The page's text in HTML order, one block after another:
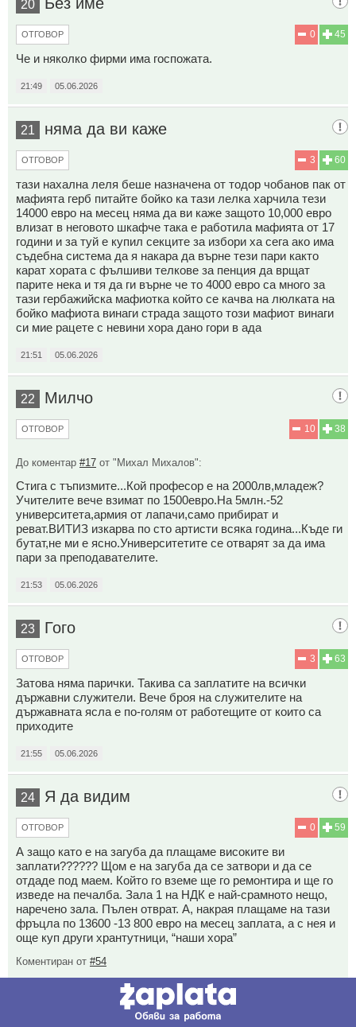
20
45
0
ОТГОВОР
Че и няколко фирми има госпожата.
21:49 05.06.2026
21 няма да ви каже
60
3
ОТГОВОР
тази нахална леля беше назначена от тодор чобанов пак от
мафията герб питайте бойко ка тази лелка харчила тези
14000 евро на месец няма да ви каже защото 10,000 евро
влизат в неговото шкафче така е работила мафията от 17
години и за туй е купил секците за избори ха сега ако има
съдебна система да я накара да върне тези пари както
карат хората с фълшиви телкове за пенция да врщат
парите нека и тя да ги върне че то 4000 евро са много за
тази гербажийска мафиотка който се качва на люлката на
бойко мафиота винаги страда защото този мафиот винаги
си мие рацете с невини хора дано гори в ада
21:51 05.06.2026
22 Милчо
38
10
ОТГОВОР
До коментар #17 от "Михал Михалов":
Стига с тъпизмите...Кой професор е на 2000лв,младеж?
Учителите вече взимат по 1500евро.На 5млн.-52
университета,армия от лапачи,само прибират и
реват.ВИТИЗ изкарва по сто артисти всяка година...Къде ги
бутат,не ми е ясно.Университетите се отварят за да има
пари за преподавателите.
21:53 05.06.2026
23 Гого
63
3
ОТГОВОР
Затова няма парички. Такива са заплатите на всички
държавни служители. Вече броя на служителите на
държавната ясла е по-голям от работещите от които са
приходите
21:55 05.06.2026
24 Я да видим
59
0
ОТГОВОР
А защо като е на загуба да плащаме високите ви
заплати?????? Щом е на загуба да се затвори и да се
отдаде под маем. Който го вземе ще го ремонтира и ще го
изведе на печалба. Зала 1 на НДК е най-срамното нещо,
наречено зала. Пълен отврат. А, накрая плащаме на тази
фръцла по 13600 -13 800 евро на месец заплата, а с нея и
още куп други хрантутници, “наши хора”
Коментиран от #54